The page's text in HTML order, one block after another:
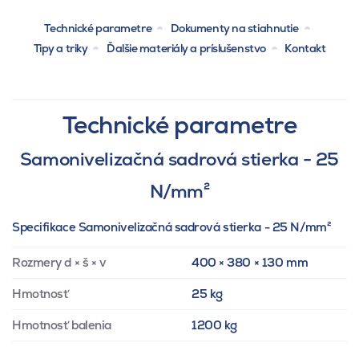
Technické parametre
Dokumenty na stiahnutie
Tipy a triky
Ďalšie materiály a príslušenstvo Kontakt
Technické parametre
Samonivelizačná sadrová stierka - 25
N/mm²
Specifikace Samonivelizačná sadrová stierka - 25 N/mm²
Rozmery d × š × v 400 × 380 × 130 mm
Hmotnosť 25 kg
Hmotnosť balenia 1200 kg